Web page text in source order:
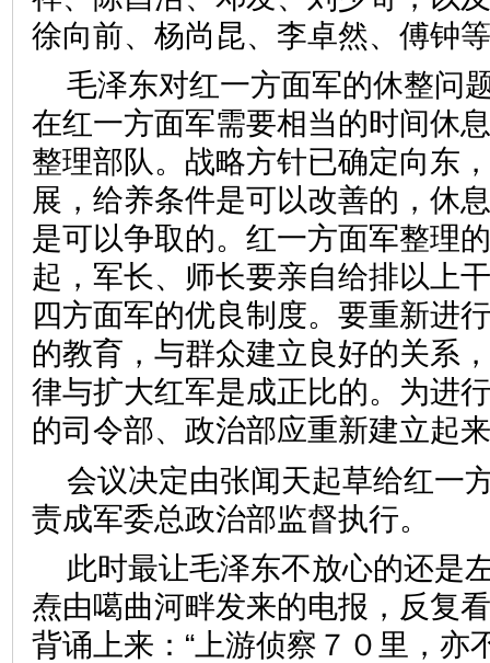
徐向前、杨尚昆、李卓然、傅钟
毛泽东对红一方面军的休整问
在红一方面军需要相当的时间休
整理部队。战略方针已确定向东
展，给养条件是可以改善的，休
是可以争取的。红一方面军整理
起，军长、师长要亲自给排以上
四方面军的优良制度。要重新进
的教育，与群众建立良好的关系
律与扩大红军是成正比的。为进
的司令部、政治部应重新建立起
会议决定由张闻天起草给红一
责成军委总政治部监督执行。
此时最让毛泽东不放心的还是
焘由噶曲河畔发来的电报，反复
背诵上来：“上游侦察７０里，亦